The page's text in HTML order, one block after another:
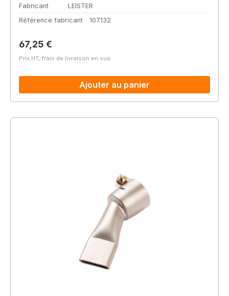
Fabricant
LEISTER
Référence fabricant
107.132
Prix régulier :
67,25 €
Prix HT, frais de livraison en sus
Ajouter au panier